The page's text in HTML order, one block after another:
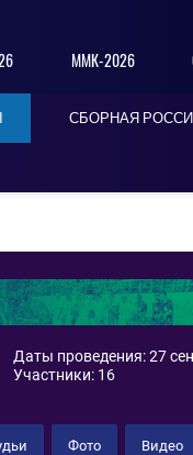
ММК-2026
СБОРНАЯ
Даты проведения: 27
Участники: 16
Фото Видео